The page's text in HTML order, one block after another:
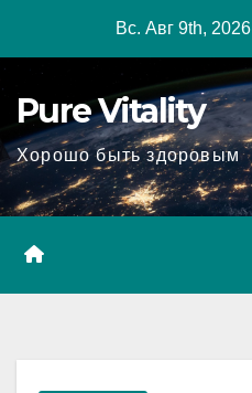
Вс. Авг 9th, 2026
Pure Vitality
Хорошо быть здоровым